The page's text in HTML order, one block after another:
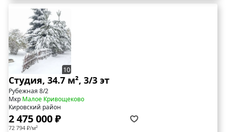
10
Студия, 34.7 м², 3/3 эт
Рубежная 8/2
Мкр Малое Кривощеково
Кировский район
2 475 000 ₽
72 794 ₽/м²